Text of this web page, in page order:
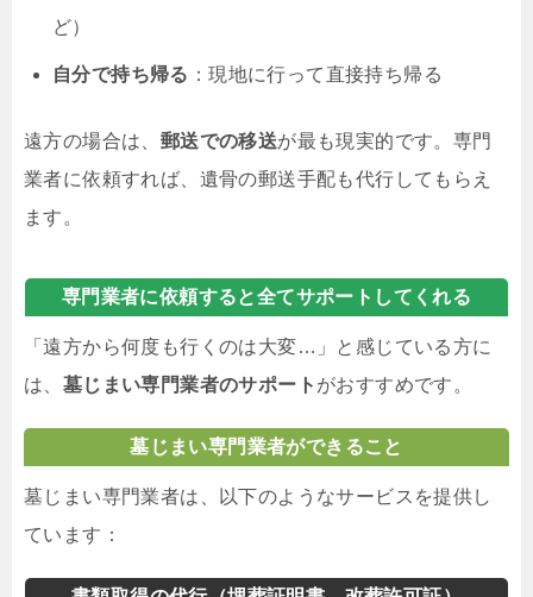
ど）
自分で持ち帰る ：現地に行って直接持ち帰る
遠方の場合は、 郵送での移送が最も現実的です。専門
業者に依頼すれば、遺骨の郵送手配も代行してもらえ
ます。
専門業者に依頼すると全てサポートしてくれる
「遠方から何度も行くのは大変…」と感じている方に
は、 墓じまい専門業者のサポート がおすすめです。
墓じまい専門業者ができること
墓じまい専門業者は、以下のようなサービスを提供し
ています：